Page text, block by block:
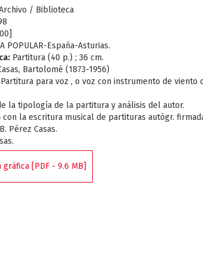
/ Biblioteca
POPULAR-España-Asturias.
Partitura (40 p.) ; 36 cm.
Bartolomé (1873-1956)
Partitura para voz , o voz con instrumento de viento
la tipología de la partitura y análisis del autor.
con la escritura musical de partituras autógr.
Pérez Casas.
gráfica [PDF - 9.6 MB]